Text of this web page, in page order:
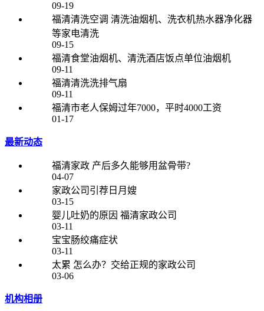
目前公司主营服务项目有：家政服务、月嫂服务、月嫂培训、
育婴服务、老人陪护、钟点工服务等家政服务，部分服务人员
都经过专业知识培训，并进行严格的技能考核后才能上岗，有
专业的老师跟踪教导工作，以确保服务品质，定期的培训、回
访、监督、指导，让关爱凡秀家政的客户顺心、舒心、开
心。，赢得了顾客的一致好评。
我公司2015年自行开发设计家政安全管理系统，创新性的将身
份信息与指纹识别集成到管理系统中，并结合大数据进行家政
研发，投入到市场运行后，很快有效的解决了家政业人员流动
性大、信息采集不准确等弊端、内部管理混乱的问题，大大加
强了家政中心与服务员、客户之间紧密合作。并于当年，这一
全新的家政安全管理系统以消费者为核心，更加合理，更加科
学，受到顾客群众的一致好评，市场反应良好。
本公司承诺：
1、实名身份登记验证
2、采集指纹录入备案
3、家政员数据核查
09-19
福清清洗空调 清洗油烟机、洗衣机热水器净化器
等家电清洗
09-15
福清食堂油烟机、清洗酒店饭点单位油烟机
09-11
福清清洗洗排气扇
09-11
福清市老人保姆过年7000，平时4000工资
01-17
最新动态
福清家政 产后多久能够用盆骨带?
04-07
家政公司引荐日月嫂
03-15
婴儿吐奶的原因 福清家政公司
03-11
宝宝肠绞痛症状
03-11
太累 怎么办？交给正规的家政公司
03-06
机构相册